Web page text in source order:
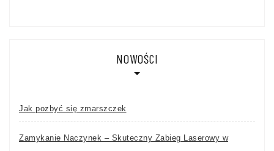
NOWOŚCI
Jak pozbyć się zmarszczek
Zamykanie Naczynek – Skuteczny Zabieg Laserowy w